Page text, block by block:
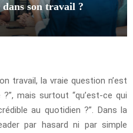
son travail ?
travail, la vraie question n’est
mais surtout “qu’est-ce qui
au quotidien ?”. Dans la
par hasard ni par simple